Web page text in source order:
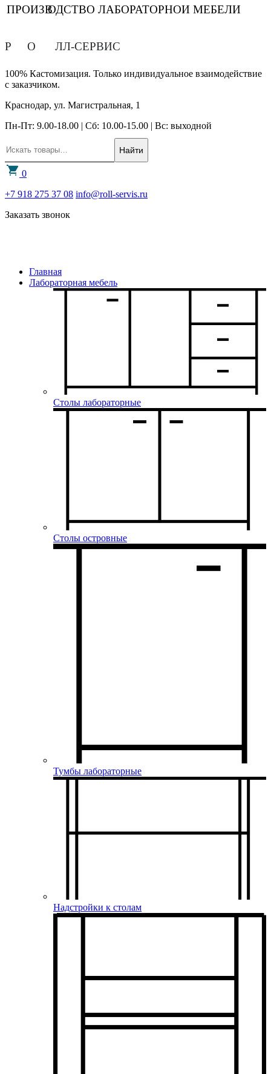
Р О ЛЛ-СЕРВИС
ПРОИЗВОДСТВО ЛАБОРАТОРНОЙ МЕБЕЛИ
100% Кастомизация. Только индивидуальное взаимодействие
с заказчиком.
Краснодар, ул. Магистральная, 1
Пн-Пт: 9.00-18.00 | Сб: 10.00-15.00 | Вс: выходной
Найти
0
+7 918 275 37 08 info@roll-servis.ru
Заказать звонок
Главная
Лабораторная мебель
Столы лабораторные
Столы островные
Тумбы лабораторные
Надстройки к столам